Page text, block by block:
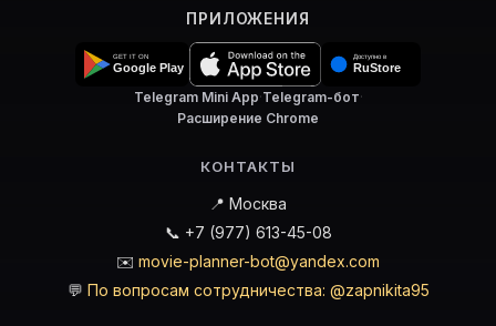
ПРИЛОЖЕНИЯ
Telegram Mini App·Telegram-бот·
Расширение Chrome
КОНТАКТЫ
📍 Москва
📞 +7 (977) 613-45-08
✉️ movie-planner-bot@yandex.com
💬 По вопросам сотрудничества: @zapnikita95